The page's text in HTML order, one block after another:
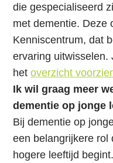
die gespecialiseerd
met dementie. Deze
Kenniscentrum, dat
ervaring uitwisselen.
hetoverzicht
Ik wil graag meer
dementie op jonge
Bij dementie op
een belangrijkere rol
hogere leeftijd